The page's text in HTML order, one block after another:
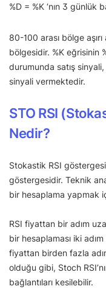
%D = %K ‘nın 3 günlük
80-100 arası bölge aşırı
bölgesidir. %K eğrisinin
durumunda satış
sinyali vermektedir.
STO RSI
Nedir?
Stokastik RSI
göstergesidir. Teknik
bir hesaplama yapmak
RSI fiyattan bir adım
bir hesaplaması iki
fiyattan birden fazla
olduğu gibi, Stoch
bağlantıları kesilebilir.